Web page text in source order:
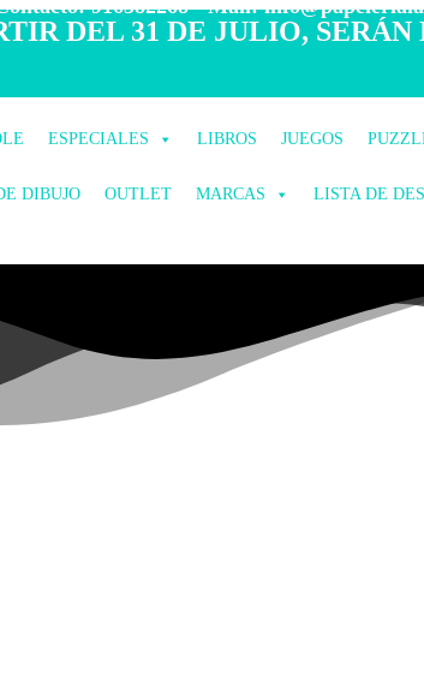
916582268 - Mail:
DEL 31 DE JULIO,
ESPECIALES LIBROS JUEGOS
DIBUJO OUTLET MARCAS LISTA DE